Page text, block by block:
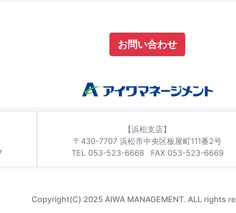
お問い合わせ
【浜松支店】
〒430-7707 浜松市中央区板屋町111番2号
TEL 053-523-6668
FAX 053-523-6669
Copyright(C) 2025 AIWA MANAGEMENT. ALL rights